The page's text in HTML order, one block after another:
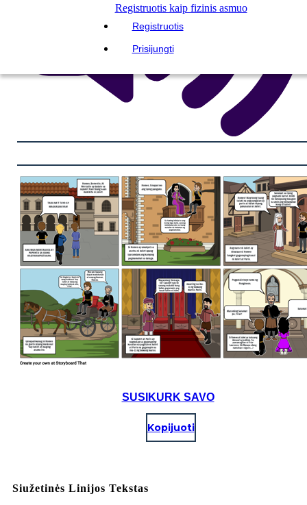
Registruotis kaip fizinis asmuo
Registruotis
Prisijungti
SUSIKURK SAVO
Kopijuoti
Siužetinės Linijos Tekstas